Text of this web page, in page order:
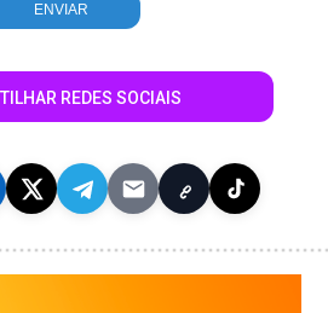
REDES SOCIAIS